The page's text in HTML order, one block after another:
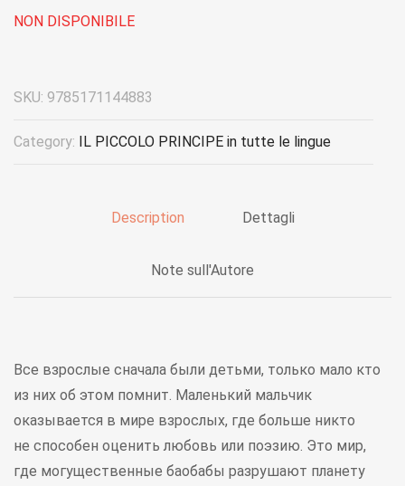
NON DISPONIBILE
SKU: 9785171144883
Category: IL PICCOLO PRINCIPE in tutte le lingue
Description Dettagli
Note sull'Autore
Все взрослые сначала были детьми, только мало кто
из них об этом помнит. Маленький мальчик
оказывается в мире взрослых, где больше никто
не способен оценить любовь или поэзию. Это мир,
где могущественные баобабы разрушают планету